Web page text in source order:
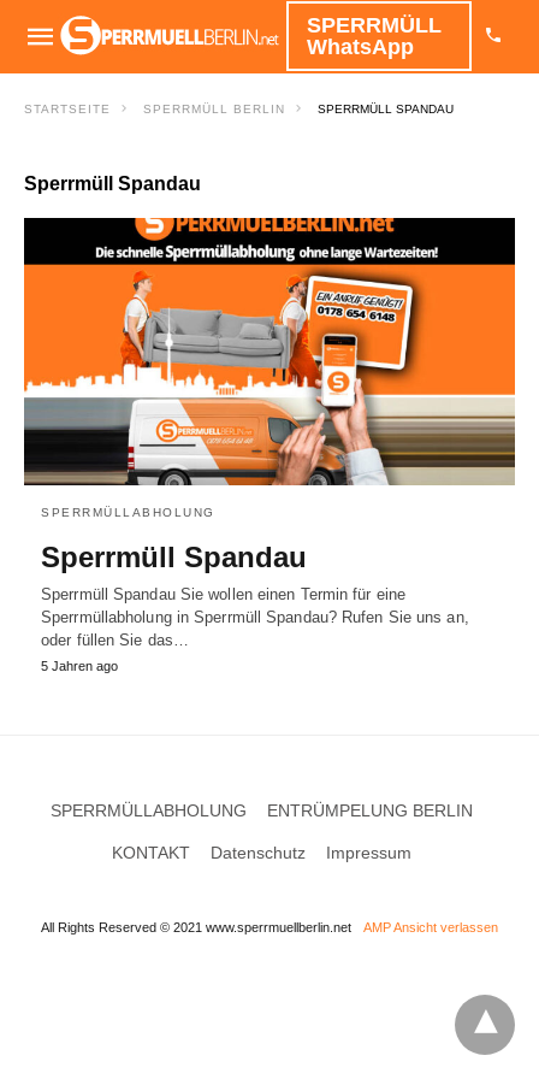
SPERRMÜLL
WhatsApp
STARTSEITE SPERRMÜLL BERLIN SPERRMÜLL SPANDAU
Sperrmüll Spandau
SPERRMÜLLABHOLUNG
Sperrmüll Spandau
Sperrmüll Spandau Sie wollen einen Termin für eine
Sperrmüllabholung in Sperrmüll Spandau? Rufen Sie uns an,
oder füllen Sie das…
5 Jahren ago
SPERRMÜLLABHOLUNG ENTRÜMPELUNG BERLIN
KONTAKT Datenschutz Impressum
All Rights Reserved © 2021 www.sperrmuellberlin.net AMP Ansicht verlassen